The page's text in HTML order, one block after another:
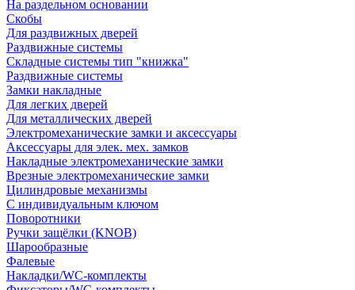
На раздельном основании
Скобы
Для раздвижных дверей
Раздвижные системы
Складные системы тип "книжка"
Раздвижные системы
Замки накладные
Для легких дверей
Для металлических дверей
Электромеханические замки и аксессуары
Аксессуары для элек. мех. замков
Накладные электромеханические замки
Врезные электромеханические замки
Цилиндровые механизмы
С индивидуальным ключом
Поворотники
Ручки защёлки (KNOB)
Шарообразные
Фалевые
Накладки/WC-комплекты